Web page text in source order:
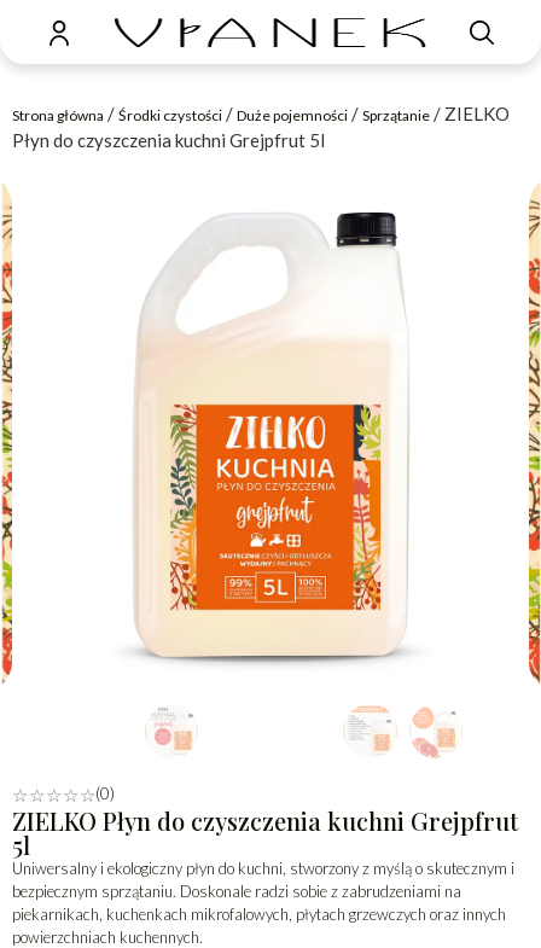
Strona główna / Środki czystości / Duże pojemności / Sprzątanie / ZIELKO
Płyn do czyszczenia kuchni Grejpfrut 5l
☆☆☆☆☆(0)
ZIELKO Płyn do czyszczenia kuchni Grejpfrut
5l
Uniwersalny i ekologiczny płyn do kuchni, stworzony z myślą o skutecznym i
bezpiecznym sprzątaniu. Doskonale radzi sobie z zabrudzeniami na
piekarnikach, kuchenkach mikrofalowych, płytach grzewczych oraz innych
powierzchniach kuchennych.